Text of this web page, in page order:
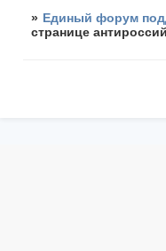
» Единый форум
странице